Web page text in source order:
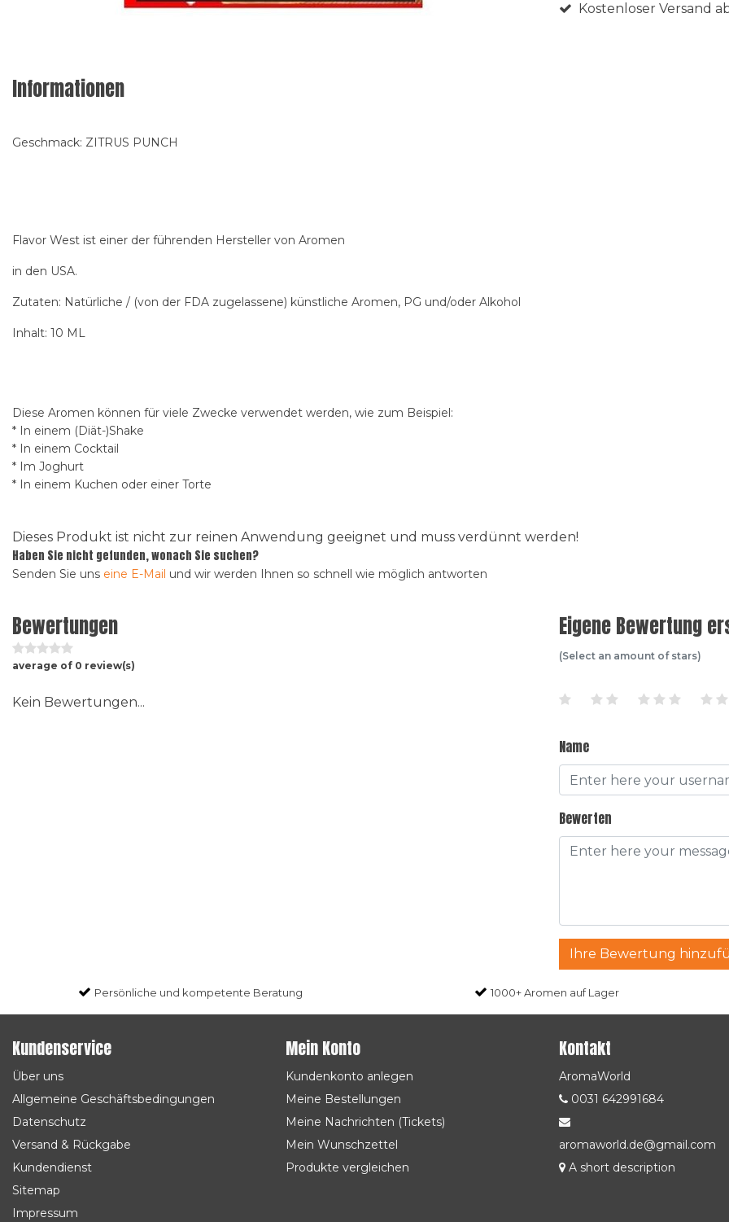
Kostenloser Versand
Informationen
Geschmack: ZITRUS PUNCH
Flavor West ist einer der führenden Hersteller von Aromen
in den USA.
Zutaten: Natürliche / (von der FDA zugelassene) künstliche Aromen, PG und/oder Alkohol
Inhalt: 10 ML
Diese Aromen können für viele Zwecke verwendet werden, wie zum Beispiel:
* In einem (Diät-)Shake
* In einem Cocktail
* Im Joghurt
* In einem Kuchen oder einer Torte
Dieses Produkt ist nicht zur reinen Anwendung geeignet und muss verdünnt werden!
Haben Sie nicht gefunden, wonach Sie suchen?
Senden Sie uns eine E-Mail und wir werden Ihnen so schnell wie möglich antworten
Bewertungen
average of 0 review(s)
Kein Bewertungen...
Eigene Bewertung
(Select an amount of stars)
Name
Bewerten
Ihre Bewertung
Persönliche und kompetente Beratung 1000+ Aromen auf Lager
Kundenservice
Über uns
Allgemeine Geschäftsbedingungen
Datenschutz
Versand & Rückgabe
Kundendienst
Sitemap
Impressum
Mein Konto
Kundenkonto anlegen
Meine Bestellungen
Meine Nachrichten (Tickets)
Mein Wunschzettel
Produkte vergleichen
Kontakt
AromaWorld
0031 642991684
aromaworld.de@gmail.com
A short description